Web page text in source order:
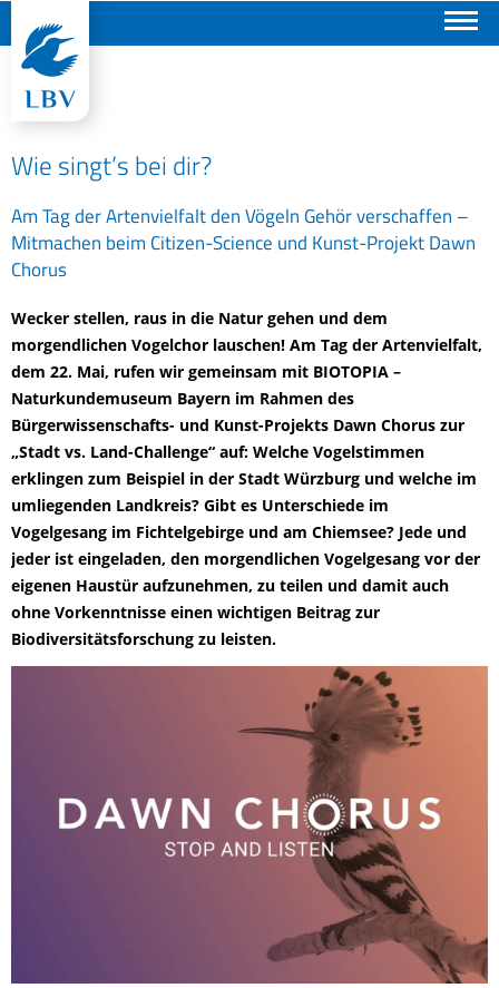
Wie singt’s bei dir?
Am Tag der Artenvielfalt den Vögeln Gehör verschaffen –
Mitmachen beim Citizen-Science und Kunst-Projekt Dawn
Chorus
Wecker stellen, raus in die Natur gehen und dem
morgendlichen Vogelchor lauschen! Am Tag der Artenvielfalt,
dem 22. Mai, rufen wir gemeinsam mit BIOTOPIA –
Naturkundemuseum Bayern im Rahmen des
Bürgerwissenschafts- und Kunst-Projekts Dawn Chorus zur
„Stadt vs. Land-Challenge“ auf: Welche Vogelstimmen
erklingen zum Beispiel in der Stadt Würzburg und welche im
umliegenden Landkreis? Gibt es Unterschiede im
Vogelgesang im Fichtelgebirge und am Chiemsee? Jede und
jeder ist eingeladen, den morgendlichen Vogelgesang vor der
eigenen Haustür aufzunehmen, zu teilen und damit auch
ohne Vorkenntnisse einen wichtigen Beitrag zur
Biodiversitätsforschung zu leisten.